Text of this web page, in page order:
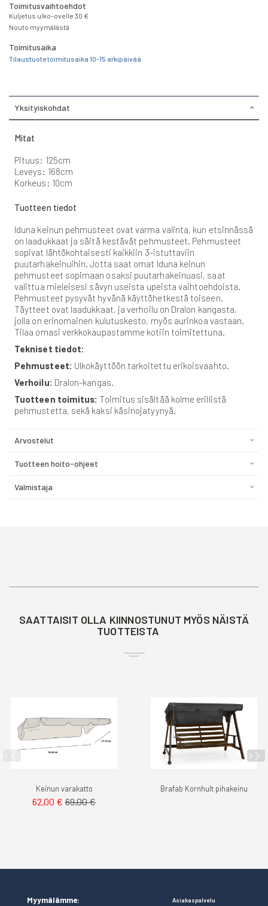
Toimitusvaihtoehdot
Kuljetus ulko-ovelle 30 €
Nouto myymälästä
Toimitusaika
Tilaustuote toimitusaika 10-15 arkipäivää
Yksityiskohdat
Mitat
Pituus: 125cm
Leveys: 168cm
Korkeus: 10cm
Tuotteen tiedot
Iduna keinun pehmusteet ovat varma valinta, kun etsinnässä
on laadukkaat ja säitä kestävät pehmusteet. Pehmusteet
sopivat lähtökohtaisesti kaikkiin 3-istuttaviin
puutarhakeinuihin. Jotta saat omat Iduna keinun
pehmusteet sopimaan osaksi puutarhakeinuasi, saat
valittua mieleisesi sävyn useista upeista vaihtoehdoista.
Pehmusteet pysyvät hyvänä käyttöhetkestä toiseen.
Täytteet ovat laadukkaat, ja verhoilu on Dralon kangasta,
jolla on erinomainen kulutuskesto, myös aurinkoa vastaan.
Tilaa omasi verkkokaupastamme kotiin toimitettuna.
Tekniset tiedot:
Pehmusteet: Ulkokäyttöön tarkoitettu erikoisvaahto.
Verhoilu: Dralon-kangas.
Tuotteen toimitus: Toimitus sisältää kolme erillistä
pehmustetta, sekä kaksi käsinojatyynyä.
Arvostelut
Tuotteen hoito-ohjeet
Valmistaja
SAATTAISIT OLLA KIINNOSTUNUT MYÖS NÄISTÄ
TUOTTEISTA
Keinun varakatto
62,00 € 69,00 €
Brafab Kornhult pihakeinu
Myymälämme: Asiakaspalvelu